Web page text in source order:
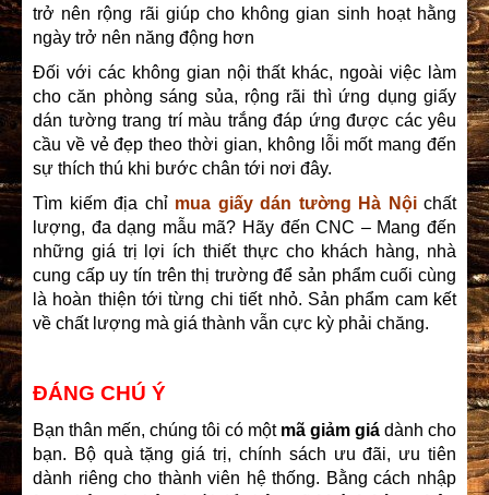
trở nên rộng rãi giúp cho không gian sinh hoạt hằng
ngày trở nên năng động hơn
Đối với các không gian nội thất khác, ngoài việc làm
cho căn phòng sáng sủa, rộng rãi thì ứng dụng giấy
dán tường trang trí màu trắng đáp ứng được các yêu
cầu về vẻ đẹp theo thời gian, không lỗi mốt mang đến
sự thích thú khi bước chân tới nơi đây.
Tìm kiếm địa chỉ mua giấy dán tường Hà Nộichất
lượng, đa dạng mẫu mã? Hãy đến CNC – Mang đến
những giá trị lợi ích thiết thực cho khách hàng, nhà
cung cấp uy tín trên thị trường để sản phẩm cuối cùng
là hoàn thiện tới từng chi tiết nhỏ. Sản phẩm cam kết
về chất lượng mà giá thành vẫn cực kỳ phải chăng.
ĐÁNG CHÚ Ý
Bạn thân mến, chúng tôi có một mã giảm giá dành cho
bạn. Bộ quà tặng giá trị, chính sách ưu đãi, ưu tiên
dành riêng cho thành viên hệ thống. Bằng cách nhập